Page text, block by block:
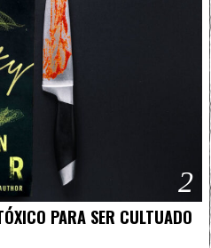
2
PARA SER CULTUADO